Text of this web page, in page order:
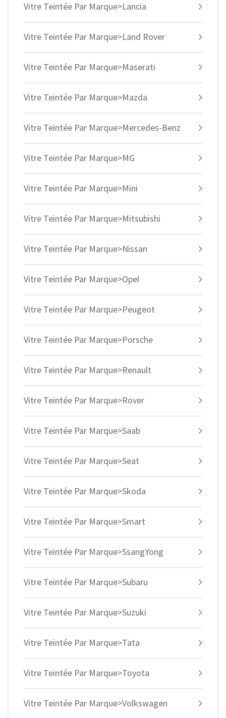
Vitre Teintée Par Marque>Lancia
Vitre Teintée Par Marque>Land Rover
Vitre Teintée Par Marque>Maserati
Vitre Teintée Par Marque>Mazda
Vitre Teintée Par Marque>Mercedes-Benz
Vitre Teintée Par Marque>MG
Vitre Teintée Par Marque>Mini
Vitre Teintée Par Marque>Mitsubishi
Vitre Teintée Par Marque>Nissan
Vitre Teintée Par Marque>Opel
Vitre Teintée Par Marque>Peugeot
Vitre Teintée Par Marque>Porsche
Vitre Teintée Par Marque>Renault
Vitre Teintée Par Marque>Rover
Vitre Teintée Par Marque>Saab
Vitre Teintée Par Marque>Seat
Vitre Teintée Par Marque>Skoda
Vitre Teintée Par Marque>Smart
Vitre Teintée Par Marque>SsangYong
Vitre Teintée Par Marque>Subaru
Vitre Teintée Par Marque>Suzuki
Vitre Teintée Par Marque>Tata
Vitre Teintée Par Marque>Toyota
Vitre Teintée Par Marque>Volkswagen